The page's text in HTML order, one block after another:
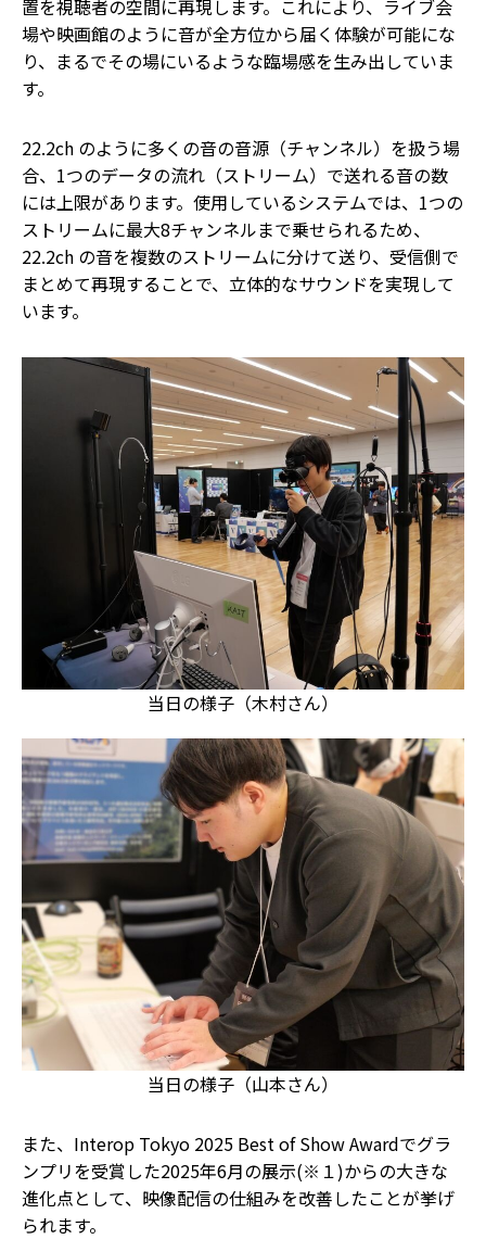
置を視聴者の空間に再現します。これにより、ライブ会
場や映画館のように音が全方位から届く体験が可能にな
り、まるでその場にいるような臨場感を生み出していま
す。
22.2ch のように多くの音の音源（チャンネル）を扱う場
合、1つのデータの流れ（ストリーム）で送れる音の数
には上限があります。使用しているシステムでは、1つの
ストリームに最大8チャンネルまで乗せられるため、
22.2ch の音を複数のストリームに分けて送り、受信側で
まとめて再現することで、立体的なサウンドを実現して
います。
当日の様子（木村さん）
当日の様子（山本さん）
また、Interop Tokyo 2025 Best of Show Awardでグラ
ンプリを受賞した2025年6月の展示(※１)からの大きな
進化点として、映像配信の仕組みを改善したことが挙げ
られます。